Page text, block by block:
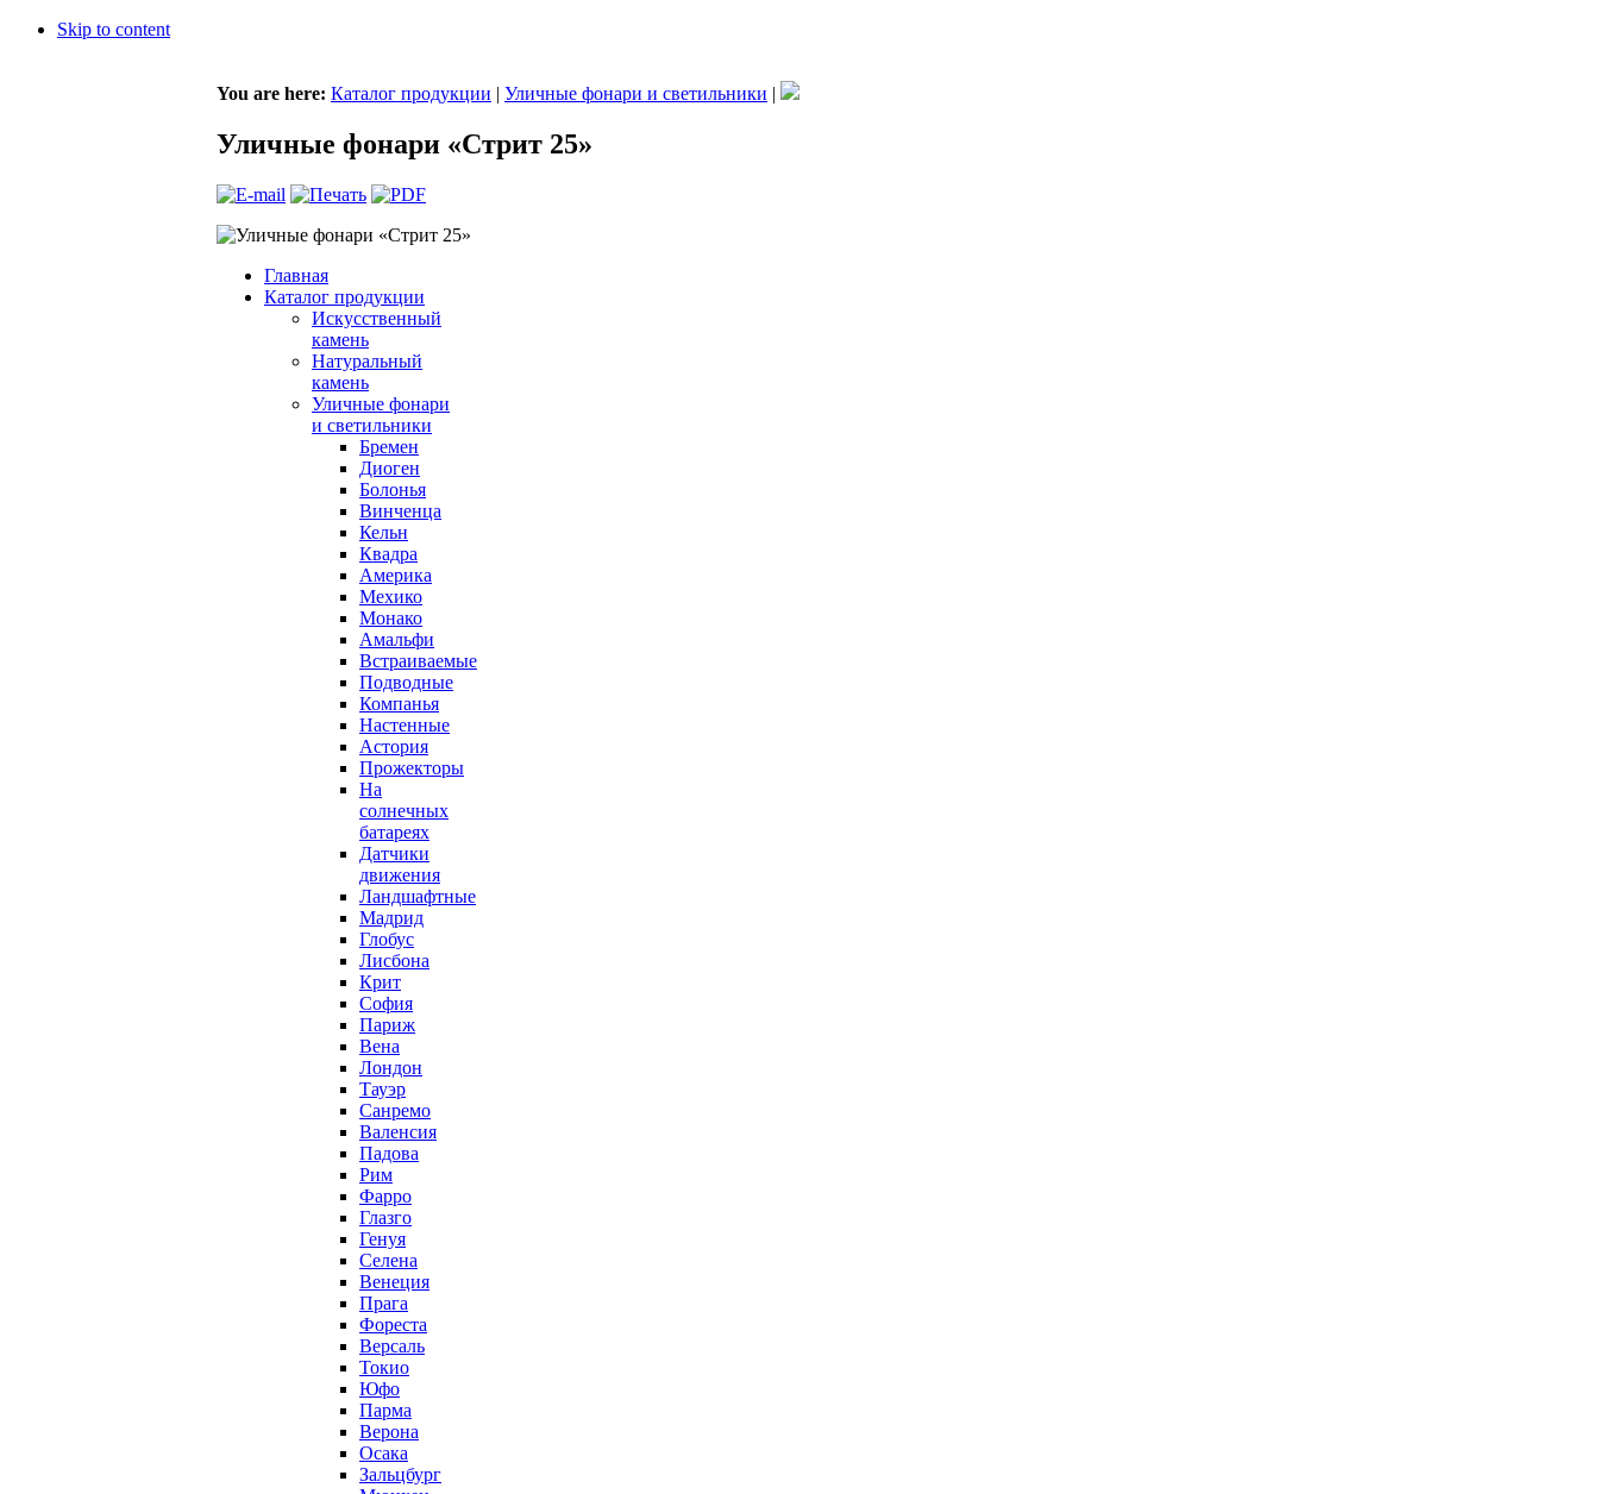
Skip to content
You are here: Каталог продукции | Уличные фонари и светильники |
Уличные фонари «Стрит 25»
Главная
Каталог продукции
Искусственный
камень
Натуральный
камень
Уличные фонари
и светильники
Бремен
Диоген
Болонья
Винченца
Кельн
Квадра
Америка
Мехико
Монако
Амальфи
Встраиваемые
Подводные
Компанья
Настенные
Астория
Прожекторы
На
солнечных
батареях
Датчики
движения
Ландшафтные
Мадрид
Глобус
Лисбона
Крит
София
Париж
Вена
Лондон
Тауэр
Санремо
Валенсия
Падова
Рим
Фарро
Глазго
Генуя
Селена
Венеция
Прага
Фореста
Версаль
Токио
Юфо
Парма
Верона
Осака
Зальцбург